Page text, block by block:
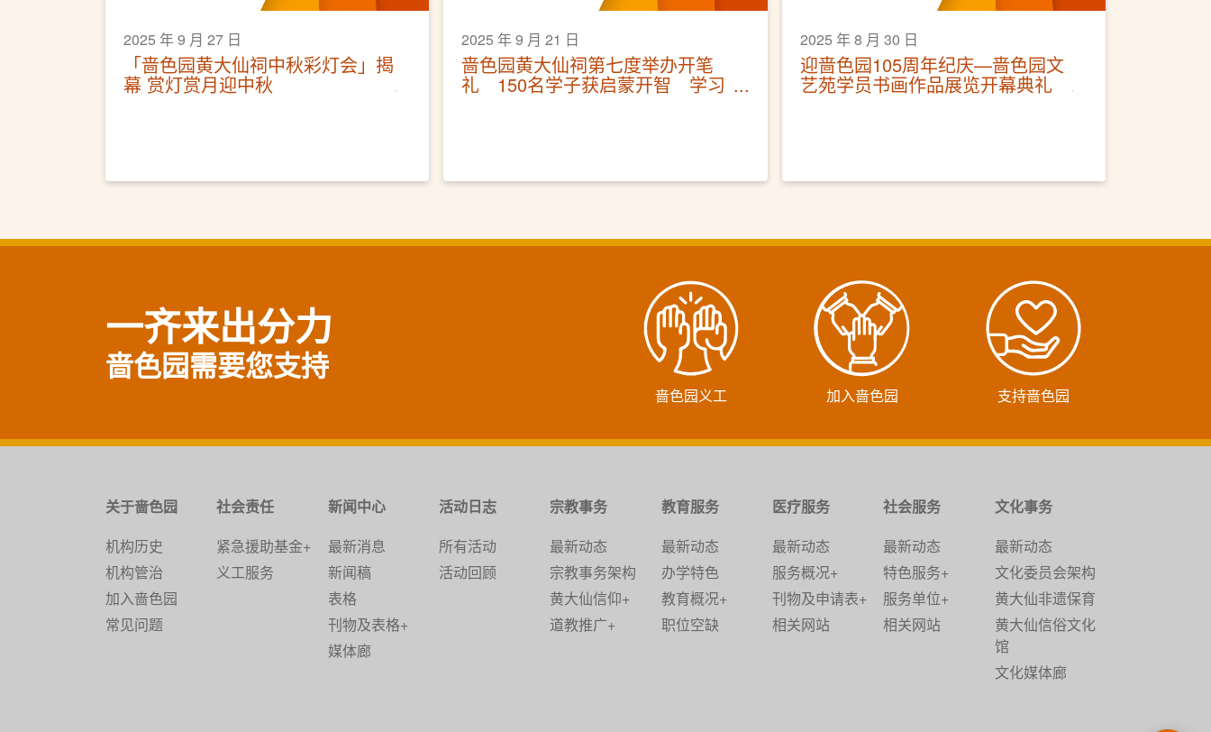
2025 年 9 月 27 日
「啬色园黄大仙祠中秋彩灯会」揭
幕 赏灯赏月迎中秋
2025 年 9 月 21 日
啬色园黄大仙祠第七度举办开笔
礼 150名学子获启蒙开智 学习
2025 年 8 月 30 日
迎啬色园105周年纪庆—啬色园文
艺苑学员书画作品展览开幕典礼
一齐来出分力
啬色园需要您支持
啬色园义工 加入啬色园 支持啬色园
关于啬色园
机构历史
机构管治
加入啬色园
常见问题
社会责任
紧急援助基金+
义工服务
新闻中心
最新消息
新闻稿
表格
刊物及表格+
媒体廊
活动日志
所有活动
活动回顾
宗教事务
最新动态
宗教事务架构
黄大仙信仰+
道教推广+
教育服务
最新动态
办学特色
教育概况+
职位空缺
医疗服务
最新动态
服务概况+
刊物及申请表+
相关网站
社会服务
最新动态
特色服务+
服务单位+
相关网站
文化事务
最新动态
文化委员会架构
黄大仙非遗保育
黄大仙信俗文化
馆
文化媒体廊